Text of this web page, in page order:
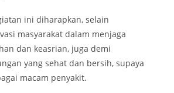
ini diharapkan, selain
masyarakat dalam menjaga
dan keasrian, juga demi
yang sehat dan bersih, supaya
macam penyakit.